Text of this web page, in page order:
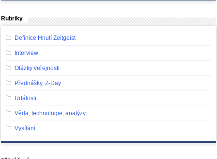
Rubriky
Definice Hnutí Zeitgeist
Interview
Otázky veřejnosti
Přednášky, Z-Day
Události
Věda, technologie, analýzy
Vysílání